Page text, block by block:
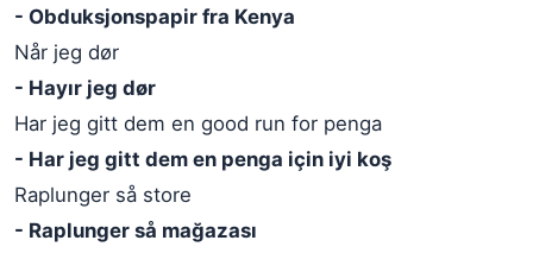
- Obduksjonspapir fra Kenya
Når jeg dør
- Hayır jeg dør
Har jeg gitt dem en good run for penga
- Har jeg gitt dem en penga için iyi koş
Raplunger så store
- Raplunger så mağazası